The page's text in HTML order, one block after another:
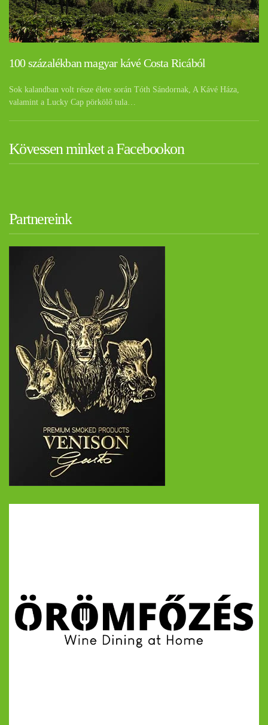
100 százalékban magyar kávé Costa Ricából
Sok kalandban volt része élete során Tóth Sándornak, A Kávé Háza,
valamint a Lucky Cap pörkölő tula…
Kövessen minket a Facebookon
Partnereink